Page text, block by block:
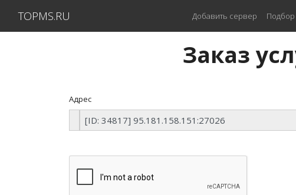
TOPMS.RU Добавить сервер
Заказ
Адрес